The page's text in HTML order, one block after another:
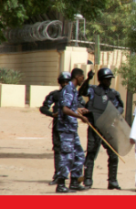
#Sudan-
general-
context.jpg